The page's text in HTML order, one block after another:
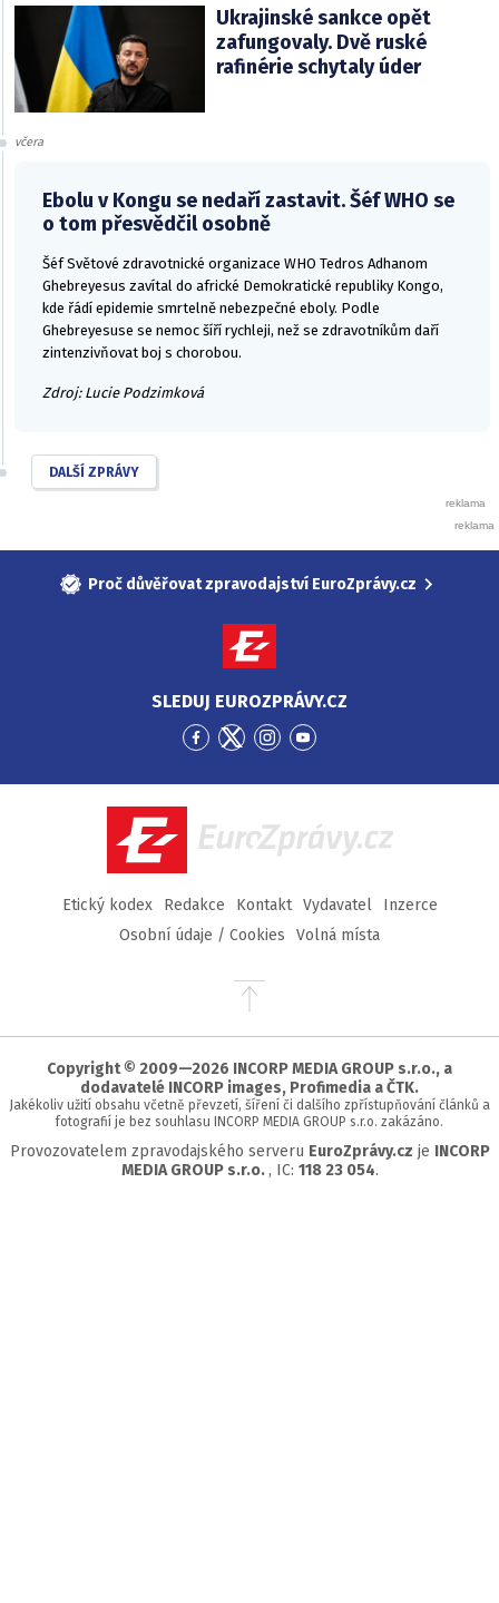
Ukrajinské sankce opět
zafungovaly. Dvě ruské
rafinérie schytaly úder
včera
Ebolu v Kongu se nedaří zastavit. Šéf WHO se
o tom přesvědčil osobně
Šéf Světové zdravotnické organizace WHO Tedros Adhanom
Ghebreyesus zavítal do africké Demokratické republiky Kongo,
kde řádí epidemie smrtelně nebezpečné eboly. Podle
Ghebreyesuse se nemoc šíří rychleji, než se zdravotníkům daří
zintenzivňovat boj s chorobou.
Zdroj: Lucie Podzimková
DALŠÍ ZPRÁVY
Proč důvěřovat zpravodajství EuroZprávy.cz
SLEDUJ EUROZPRÁVY.CZ
Přejít
Facebook
Přejít
Twitter
Přejít
Instagram
Přejít
YouTube
EuroZprávy.cz
Etický kodex Redakce Kontakt Vydavatel
Inzerce
Osobní údaje / Cookies
Volná místa
Přejít
stránky
Copyright © 2009—2026 INCORP MEDIA GROUP s.r.o., a
dodavatelé INCORP images, Profimedia a ČTK.
Jakékoliv užití obsahu včetně převzetí, šíření či dalšího zpřístupňování článků a
fotografií je bez souhlasu INCORP MEDIA GROUP s.r.o. zakázáno.
Provozovatelem zpravodajského serveru EuroZprávy.cz je INCORP
MEDIA GROUP s.r.o. , IC: 118 23 054.